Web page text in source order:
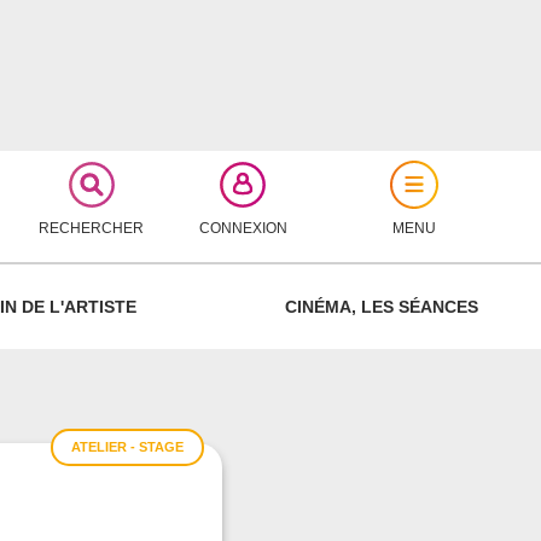
RECHERCHER CONNEXION MENU
DE L'ARTISTE CINÉMA, LES SÉANCES
ATELIER - STAGE
FERMER